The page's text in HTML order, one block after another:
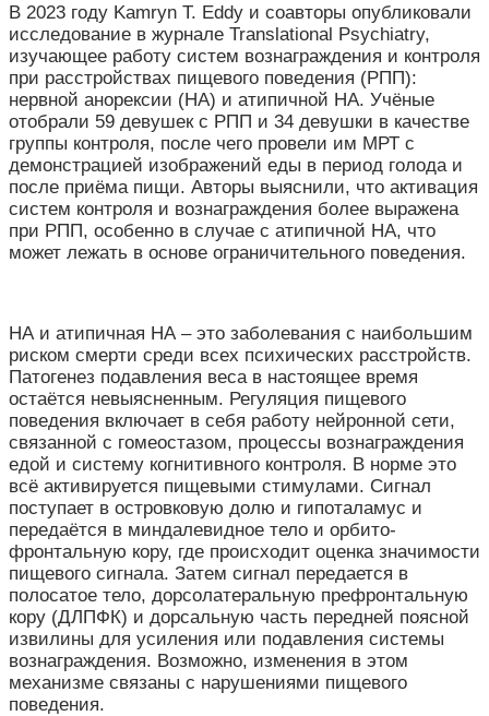
В 2023 году Kamryn T. Eddy и соавторы опубликовали
исследование в журнале Translational Psychiatry,
изучающее работу систем вознаграждения и контроля
при расстройствах пищевого поведения (РПП):
нервной анорексии (НА) и атипичной НА. Учёные
отобрали 59 девушек с РПП и 34 девушки в качестве
группы контроля, после чего провели им МРТ с
демонстрацией изображений еды в период голода и
после приёма пищи. Авторы выяснили, что активация
систем контроля и вознаграждения более выражена
при РПП, особенно в случае с атипичной НА, что
может лежать в основе ограничительного поведения.
НА и атипичная НА – это заболевания с наибольшим
риском смерти среди всех психических расстройств.
Патогенез подавления веса в настоящее время
остаётся невыясненным. Регуляция пищевого
поведения включает в себя работу нейронной сети,
связанной с гомеостазом, процессы вознаграждения
едой и систему когнитивного контроля. В норме это
всё активируется пищевыми стимулами. Сигнал
поступает в островковую долю и гипоталамус и
передаётся в миндалевидное тело и орбито-
фронтальную кору, где происходит оценка значимости
пищевого сигнала. Затем сигнал передается в
полосатое тело, дорсолатеральную префронтальную
кору (ДЛПФК) и дорсальную часть передней поясной
извилины для усиления или подавления системы
вознаграждения. Возможно, изменения в этом
механизме связаны с нарушениями пищевого
поведения.